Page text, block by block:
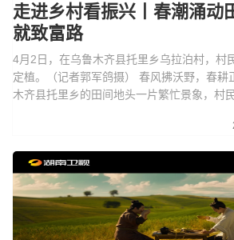
走进乡村看振兴丨春潮涌动
就致富路
4月2日，在乌鲁木齐县托里乡乌拉泊村，村
定植。（记者郭军鸽摄） 春风拂沃野，春耕
木齐县托里乡的田间地头一片繁忙景象，村民